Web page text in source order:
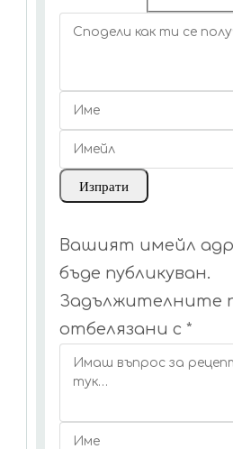
Вашият имейл
бъде публикуван.
Задължителните
отбелязани с *